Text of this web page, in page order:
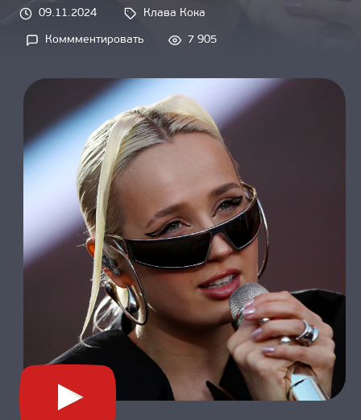
09.11.2024 Клава Кока
Коммментировать
Клава
Кока
поделилась
слишком
композицией
«Убегай»
7 905